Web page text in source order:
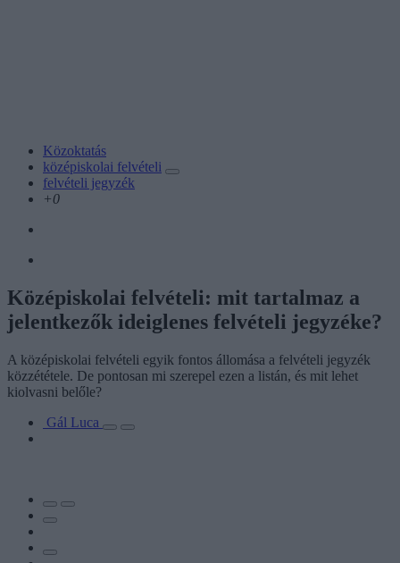
Közoktatás
középiskolai felvételi
felvételi jegyzék
+0
Középiskolai felvételi: mit tartalmaz a
jelentkezők ideiglenes felvételi jegyzéke?
A középiskolai felvételi egyik fontos állomása a felvételi jegyzék
közzététele. De pontosan mi szerepel ezen a listán, és mit lehet
kiolvasni belőle?
Gál Luca